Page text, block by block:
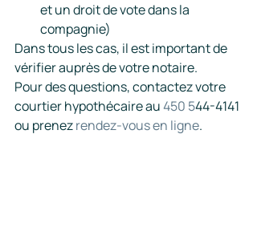
et un droit de vote dans la
compagnie)
Dans tous les cas, il est important de
vérifier auprès de votre notaire.
Pour des questions, contactez votre
courtier hypothécaire au 450 544-4141
ou prenez rendez-vous en ligne.